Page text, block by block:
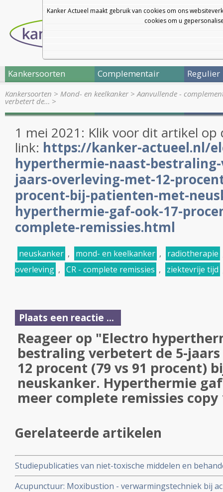
Kanker Actueel maakt gebruik van cookies om ons
cookies om u
Kankersoorten Complementair Regulier
Kankersoorten > Mond- en keelkanker>Aanvullende -
verbetert de… >
1 mei 2021: Klik voor dit artikel op
link: https://kanker-actueel.nl/
hyperthermie-naast-
jaars-overleving-met-12-
procent-bij-patienten-met-
hyperthermie-gaf-ook-17-
complete-remissies.html
neuskanker , mond- en keelkanker , radiotherapie
overleving , CR - complete remissies , ziektevrije tijd
Plaats een reactie ...
Reageer op "Electro
bestraling verbetert de 5-
12 procent (79 vs 91 procent)
neuskanker. Hyperthermie
meer complete remissies copy
Gerelateerde artikelen
Studiepublicaties van niet-toxische middelen en
lijst gerelateerd aan specifiek hoofd-halstumoren en
van arts-bioloog drs. Engelbert Valstar. copy 1
Acupunctuur: Moxibustion - verwarmingstechniek bij